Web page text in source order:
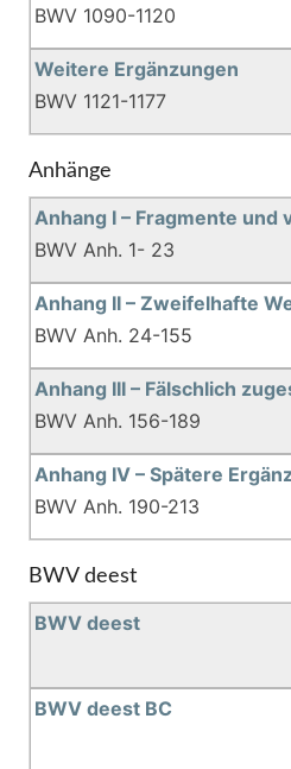
BWV 1090-1120
Weitere Ergänzungen
BWV 1121-1177
Anhänge
Anhang I – Fragmente und
BWV Anh. 1- 23
Anhang II – Zweifelhafte
BWV Anh. 24-155
Anhang III – Fälschlich
BWV Anh. 156-189
Anhang IV – Spätere
BWV Anh. 190-213
BWV deest
BWV deest
BWV deest BC